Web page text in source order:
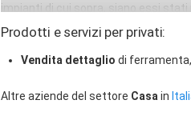
impianti di cui sopra, siano essi
Partecipare ad iniziative
gruppi, che abbiano scopi o finalita'
comunque utili e/o finalizzate al
attive o passive ivi compreso il
Prodotti e servizi per privati:
Vendita dettaglio di
Altre aziende del settore Casa in